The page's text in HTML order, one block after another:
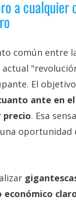
a cualquier
común entre
El
ante en
precio. Esa
oportunidad
económico